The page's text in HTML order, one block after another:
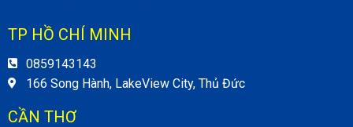
TP HỒ CHÍ MINH
0859143143
166 Song Hành, LakeView City, Thủ Đức
CẦN THƠ